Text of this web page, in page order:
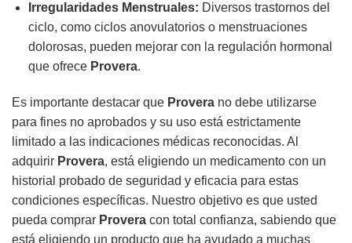
Irregularidades Menstruales: Diversos trastornos del
ciclo, como ciclos anovulatorios o menstruaciones
dolorosas, pueden mejorar con la regulación hormonal
que ofrece Provera.
Es importante destacar que Provera no debe utilizarse
para fines no aprobados y su uso está estrictamente
limitado a las indicaciones médicas reconocidas. Al
adquirir Provera, está eligiendo un medicamento con un
historial probado de seguridad y eficacia para estas
condiciones específicas. Nuestro objetivo es que usted
pueda comprar Provera con total confianza, sabiendo que
está eligiendo un producto que ha ayudado a muchas